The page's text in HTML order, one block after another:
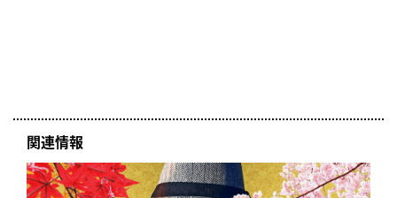
関連情報